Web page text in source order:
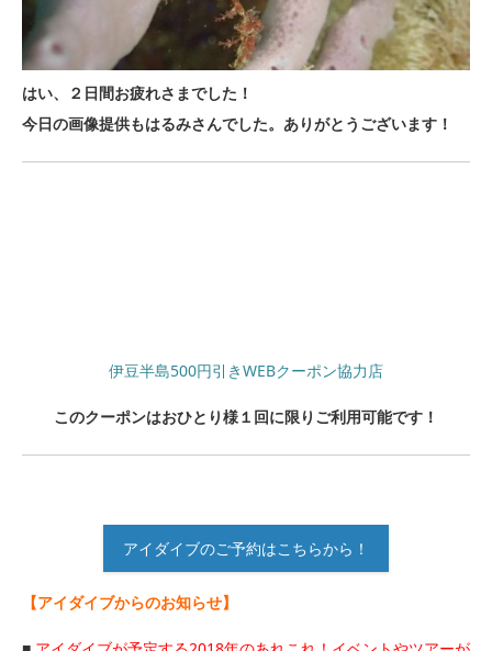
はい、２日間お疲れさまでした！
今日の画像提供もはるみさんでした。ありがとうございます！
伊豆半島500円引きWEBクーポン協力店
このクーポンはおひとり様１回に限りご利用可能です！
アイダイブのご予約はこちらから！
【アイダイブからのお知らせ】